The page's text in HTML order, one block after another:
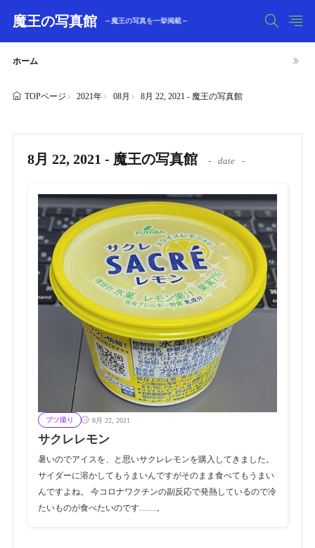
魔王の写真館 ～魔王の写真を一挙掲載～
ホーム
TOPページ 2021年 08月 8月 22, 2021 - 魔王の写真館
8月 22, 2021 - 魔王の写真館 date
ブツ撮り 8月 22, 2021
サクレレモン
暑いのでアイスを、と思いサクレレモンを購入してきました。
サイダーに溶かしてもうまいんですがそのまま食べてもうまい
んですよね。 今コロナワクチンの副反応で発熱しているので冷
たいものが食べたいのです……。